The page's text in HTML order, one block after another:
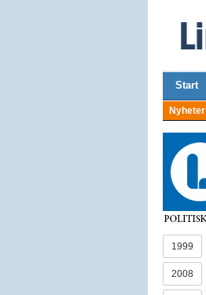
Start
Nyheter
1999
2008